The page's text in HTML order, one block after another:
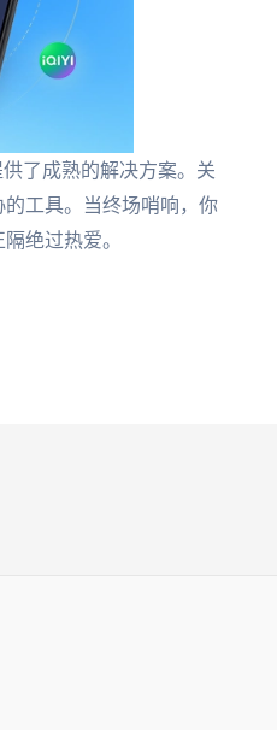
了成熟的解决方案。关
工具。当终场哨响，你
绝过热爱。